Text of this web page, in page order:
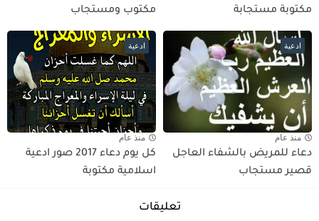
مكتوبة مستجابة
مكتوب ومستجاب
ادعية
منذ عام
دعاء للمريض بالشفاء العاجل
قصير مستجاب
ادعية
منذ عام
كل يوم دعاء 2017 صور ادعية
اسلامية مكتوبة
تعليقات